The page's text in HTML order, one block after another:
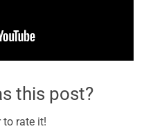
this post?
to rate it!